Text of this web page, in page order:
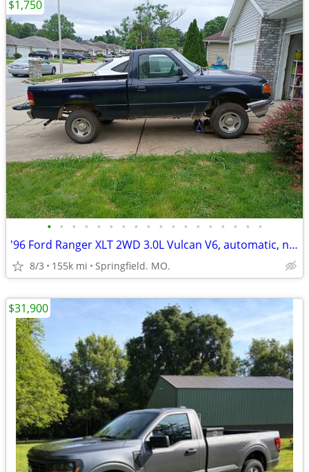
• • • • • • • • • • • • • • • • • •
'96 Ford Ranger XLT 2WD 3.0L Vulcan V6, automatic, needs lower end
8/3 155k mi Springfield. MO.
$1,750
$31,900